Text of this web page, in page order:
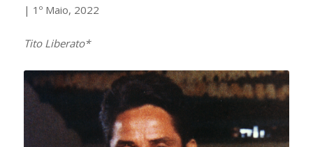
| 1º Maio, 2022
Tito Liberato*